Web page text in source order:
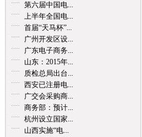
第六届中国电...
上半年全国电...
首届“天马杯”...
广州开发区设...
广东电子商务...
山东：2015年...
质检总局出台...
西安已注册电...
广交会采购商...
商务部：预计...
杭州设立国家...
山西实施“电...